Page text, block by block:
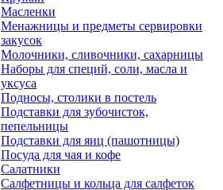
Масленки
Менажницы и предметы сервировки
закусок
Молочники, сливочники, сахарницы
Наборы для специй, соли, масла и
уксуса
Подносы, столики в постель
Подставки для зубочисток,
пепельницы
Подставки для яиц (пашотницы)
Посуда для чая и кофе
Салатники
Салфетницы и кольца для салфеток